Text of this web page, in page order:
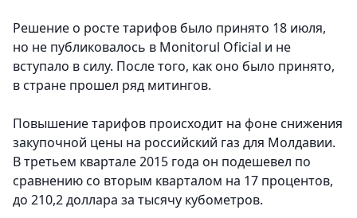
Решение о росте тарифов было принято 18 июля,
но не публиковалось в Monitorul Oficial и не
вступало в силу. После того, как оно было принято,
в стране прошел ряд митингов.
Повышение тарифов происходит на фоне снижения
закупочной цены на российский газ для Молдавии.
В третьем квартале 2015 года он подешевел по
сравнению со вторым кварталом на 17 процентов,
до 210,2 доллара за тысячу кубометров.